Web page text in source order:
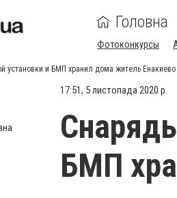
Головна
Фотоконкурсы
установки и БМП хранил дома житель Енакиево
17:51, 5 листопада 2020 р.
БМП